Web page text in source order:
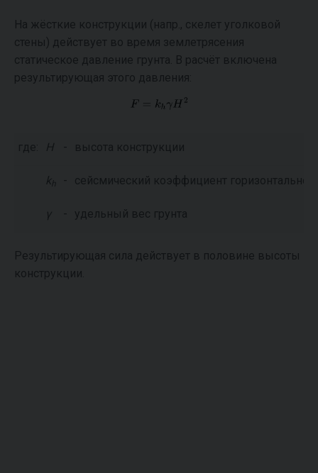
На жёсткие конструкции (напр., скелет уголковой
стены) действует во время землетрясения
статическое давление грунта. В расчёт включена
результирующая этого давления:
где: Η - высота конструкции
kh - сейсмический коэффициент
γ - удельный вес грунта
Результирующая сила действует в половине высоты
конструкции.